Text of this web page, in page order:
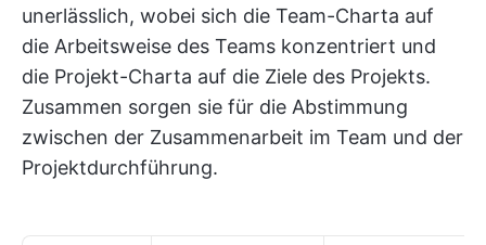
unerlässlich, wobei sich die Team-Charta auf
die Arbeitsweise des Teams konzentriert und
die Projekt-Charta auf die Ziele des Projekts.
Zusammen sorgen sie für die Abstimmung
zwischen der Zusammenarbeit im Team und der
Projektdurchführung.